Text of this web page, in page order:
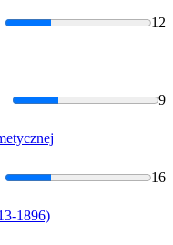
12
9
16
1896)